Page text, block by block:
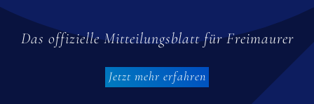
Das offizielle Mitteilungsblatt für Freimaurer
Jetzt mehr erfahren